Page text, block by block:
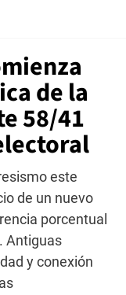
de la
58/41
este
de un nuevo
porcentual
Antiguas
y conexión